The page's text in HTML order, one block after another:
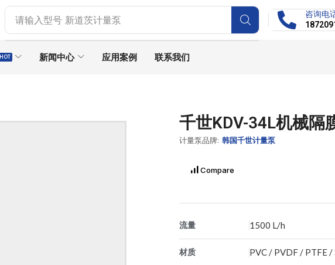
请输入型号 SEKO水质监测仪
咨询电
HOT 新闻中心 应用案例 联系我们
千世KDV-34L机械隔
计量泵品牌: 韩国千世计量泵
Compare
流量 1500 L/h
材质 PVC / PVDF / PTFE /